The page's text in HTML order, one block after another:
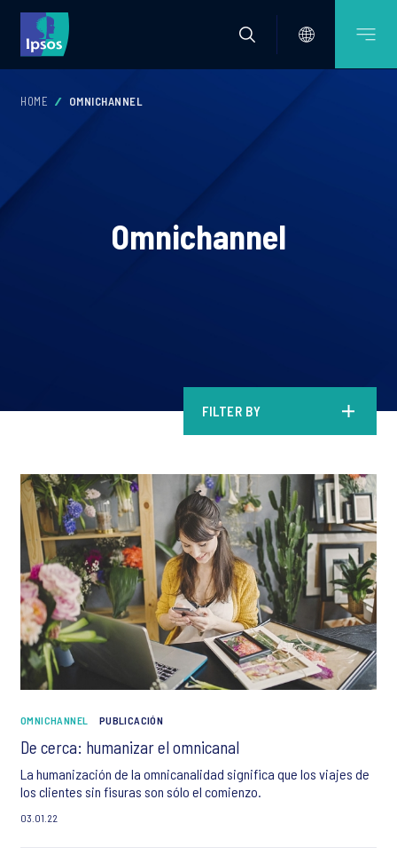
HOME OMNICHANNEL
Omnichannel
FILTER BY
OMNICHANNEL PUBLICACIÓN
De cerca: humanizar el omnicanal
La humanización de la omnicanalidad significa que los viajes de
los clientes sin fisuras son sólo el comienzo.
03.01.22